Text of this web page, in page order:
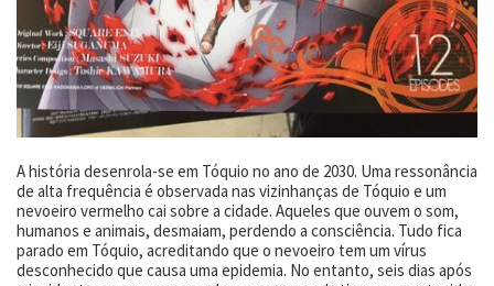
A história desenrola-se em Tóquio no ano de 2030. Uma ressonância
de alta frequência é observada nas vizinhanças de Tóquio e um
nevoeiro vermelho cai sobre a cidade. Aqueles que ouvem o som,
humanos e animais, desmaiam, perdendo a consciência. Tudo fica
parado em Tóquio, acreditando que o nevoeiro tem um vírus
desconhecido que causa uma epidemia. No entanto, seis dias após